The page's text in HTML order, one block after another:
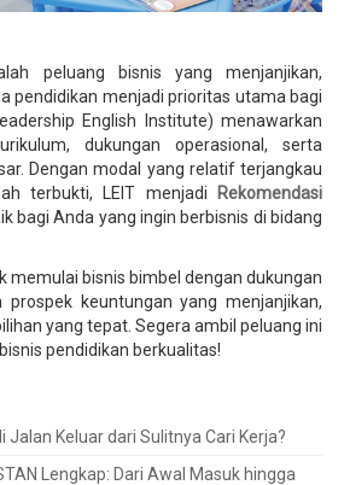
peluang bisnis yang menjanjikan,
pendidikan menjadi prioritas utama bagi
English Institute) menawarkan
dukungan operasional, serta
Dengan modal yang relatif terjangkau
terbukti, LEIT menjadi
Rekomendasi
bagi Anda yang ingin berbisnis di bidang
memulai bisnis bimbel dengan dukungan
keuntungan yang menjanjikan,
yang tepat. Segera ambil peluang ini
pendidikan berkualitas!
Jalan Keluar dari Sulitnya Cari Kerja?
Lengkap: Dari Awal Masuk hingga